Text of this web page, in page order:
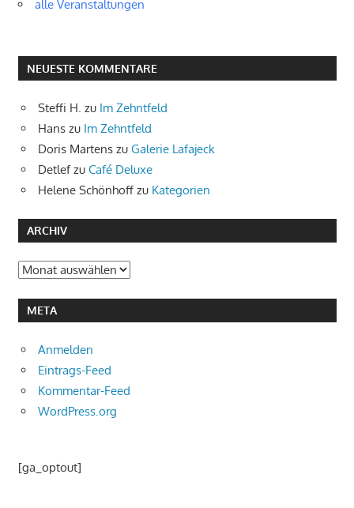
alle Veranstaltungen
NEUESTE KOMMENTARE
Steffi H. zu Im Zehntfeld
Hans zu Im Zehntfeld
Doris Martens zu Galerie Lafajeck
Detlefzu Café Deluxe
Helene Schönhoff zu Kategorien
ARCHIV
Archiv
META
Anmelden
Eintrags-Feed
Kommentar-Feed
WordPress.org
[ga_optout]